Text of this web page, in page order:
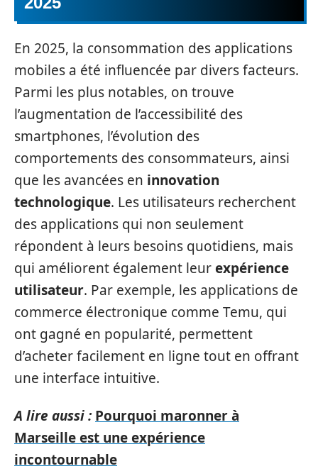
En 2025, la consommation des applications
mobiles a été influencée par divers facteurs.
Parmi les plus notables, on trouve
l’augmentation de l’accessibilité des
smartphones, l’évolution des
comportements des consommateurs, ainsi
que les avancées en innovation
technologique. Les utilisateurs recherchent
des applications qui non seulement
répondent à leurs besoins quotidiens, mais
qui améliorent également leurexpérience
utilisateur. Par exemple, les applications de
commerce électronique comme Temu, qui
ont gagné en popularité, permettent
d’acheter facilement en ligne tout en offrant
une interface intuitive.
A lire aussi : Pourquoi maronner à
Marseille est une expérience
incontournable